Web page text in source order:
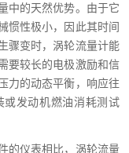
中的天然优势。由于它
惯性极小，因此其时间
骤变时，涡轮流量计能
要较长的电极激励和信
力的动态平衡，响应往
发动机燃油消耗测试
的仪表相比，涡轮流量